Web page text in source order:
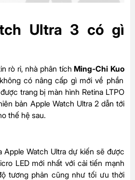
Ultra 3 có gì
rò rỉ, nhà phân tíchMing-Chi Kuo
có nâng cấp gì mới về phần
trang bị màn hình Retina LTPO
bản Apple Watch Ultra 2 dẫn tới
thế hệ sau.
Apple Watch Ultra dự kiến sẽ được
LED mới nhất với cải tiến mạnh
tương phản cũng như tối ưu thời